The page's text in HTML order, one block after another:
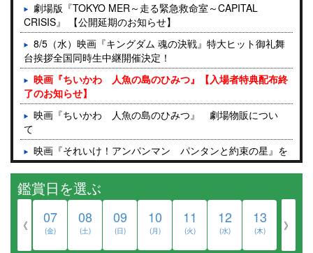
劇場版『TOKYO MER～走る緊急救命室～CAPITAL
CRISIS』 【公開延期のお知らせ】
8/5（水）映画『キングダム 魂の決戦』特大ヒット御礼舞
台挨拶全国同時生中継開催決定！
映画『ちいかわ 人魚の島のひみつ』【入場者特典配布終
了のお知らせ】
映画『ちいかわ 人魚の島のひみつ』 劇場物販につい
て
映画『それいけ！アンパンマン パンタンと約束の星』を
ご鑑賞予定のお客様へ
8月6日(木)の終了作品のご案内
ンについて
鑑賞日を選ぶ
《 07
(金)
08
(土)
09
(日)
10
(月)
11
(火)
12
(水)
13
(木) 》